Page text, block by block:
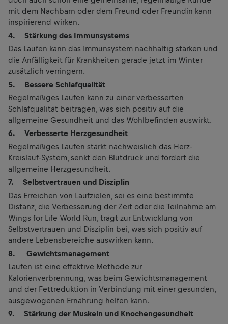
mit dem Nachbarn oder dem Freund oder Freundin kann
inspirierend wirken.
4. Stärkung des Immunsystems
Das Laufen kann das Immunsystem nachhaltig stärken und
die Anfälligkeit für Krankheiten gerade jetzt im Winter
zusätzlich verringern.
5. Bessere Schlafqualität
Regelmäßiges Laufen kann zu einer verbesserten
Schlafqualität beitragen, was sich positiv auf die
allgemeine Gesundheit und das Wohlbefinden auswirkt.
6. Verbesserte Herzgesundheit
Regelmäßiges Laufen stärkt nachweislich das Herz-
Kreislauf-System, senkt den Blutdruck und fördert die
allgemeine Herzgesundheit.
7. Selbstvertrauen und Disziplin
Das Erreichen von Laufzielen, sei es eine bestimmte
Distanz, die Verbesserung der Zeit oder die Teilnahme am
Wings for Life World Run, trägt zur Entwicklung von
Selbstvertrauen und Disziplin bei, was sich positiv auf
andere Lebensbereiche auswirken kann.
8. Gewichtsmanagement
Laufen ist eine effektive Methode zur
Kalorienverbrennung, was beim Gewichtsmanagement
und der Fettreduktion in Verbindung mit einer gesunden,
ausgewogenen Ernährung helfen kann.
9. Stärkung der Muskeln und Knochengesundheit